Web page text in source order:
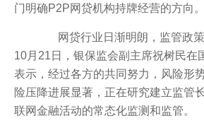
门明确P2P网贷机构持牌经营的方向。
网贷行业日渐明朗，监管政策
10月21日，银保监会副主席祝树民在
表示，经过各方的共同努力，风险形
险压降进展显著，正在研究建立监管
联网金融活动的常态化监测和监管。